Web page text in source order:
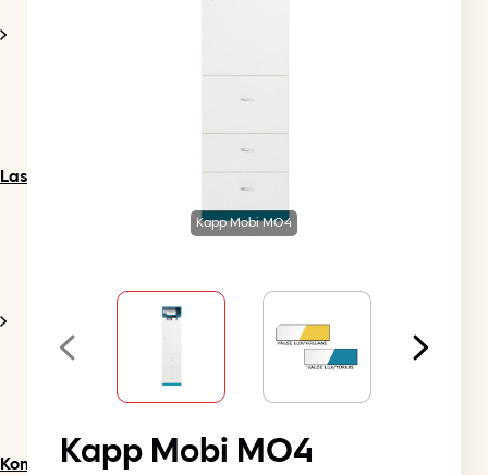
Lastetuba
Komplektid
Kapp Mobi MO4
Kapp Mobi MO4